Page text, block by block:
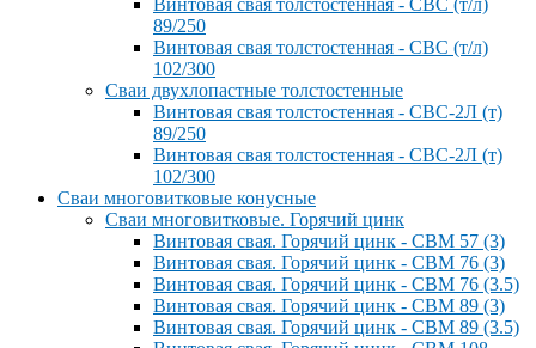
Винтовая свая толстостенная - СВС (т/л)
89/250
Винтовая свая толстостенная - СВС (т/л)
102/300
Сваи двухлопастные толстостенные
Винтовая свая толстостенная - СВС-2Л (т)
89/250
Винтовая свая толстостенная - СВС-2Л (т)
102/300
Сваи многовитковые конусные
Сваи многовитковые. Горячий цинк
Винтовая свая. Горячий цинк - СВМ 57 (3)
Винтовая свая. Горячий цинк - СВМ 76 (3)
Винтовая свая. Горячий цинк - СВМ 76 (3.5)
Винтовая свая. Горячий цинк - СВМ 89 (3)
Винтовая свая. Горячий цинк - СВМ 89 (3.5)